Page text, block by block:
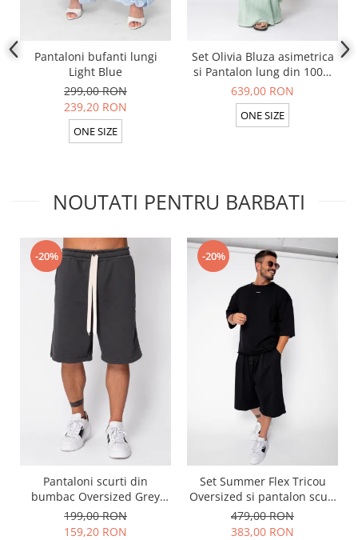
Pantaloni bufanti lungi
Light Blue
299,00 RON
239,20 RON
ONE SIZE
Set Olivia Bluza asimetrica
si Pantalon lung din 100%
in Light Olive
639,00 RON
ONE SIZE
NOUTATI PENTRU BARBATI
-20%
Pantaloni scurti din
bumbac Oversized Grey
Anthracite
199,00 RON
159,20 RON
-20%
Set Summer Flex Tricou
Oversized si pantalon scurt
Baggy Black
479,00 RON
383,00 RON